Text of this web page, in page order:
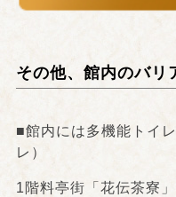
その他、館内のバリ
■館内には多機能トイ
レ）
1階料亭街「花伝茶寮